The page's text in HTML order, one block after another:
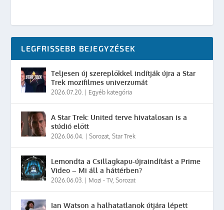
LEGFRISSEBB BEJEGYZÉSEK
Teljesen új szereplőkkel indítják újra a Star
Trek mozifilmes univerzumát
2026.07.20. Egyéb kategória
A Star Trek: United terve hivatalosan is a
stúdió előtt
2026.06.04. |Sorozat,Star Trek
Lemondta a Csillagkapu-újraindítást a Prime
Video – Mi áll a háttérben?
2026.06.03. Mozi - TV,Sorozat
Ian Watson a halhatatlanok útjára lépett